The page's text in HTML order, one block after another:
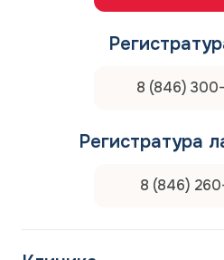
8 (846)
Регистратура
8 (846)